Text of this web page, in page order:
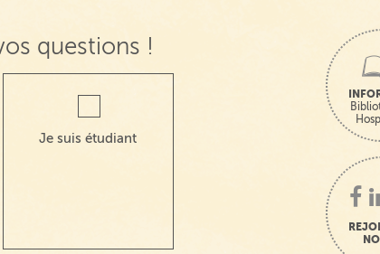
questions !
Je suis étudiant